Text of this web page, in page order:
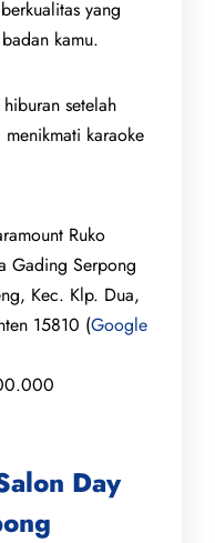
yang
kamu.
setelah
karaoke
Ruko
Gading Serpong
Kec. Klp. Dua,
15810 (Google
Day